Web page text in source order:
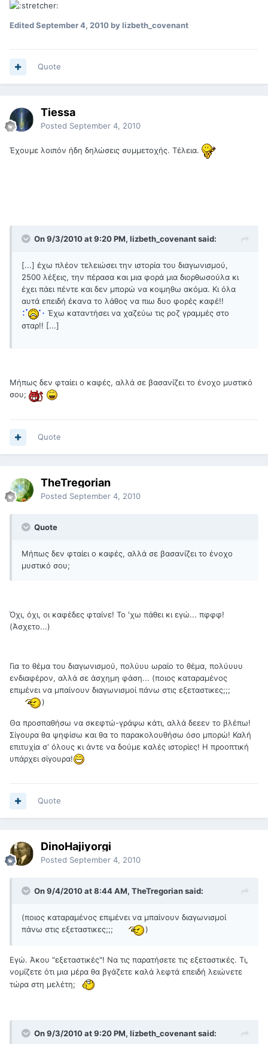
EditedSeptember 4, 2010by lizbeth_covenant
Quote
Tiessa
Posted September 4, 2010
Έχουμε λοιπόν ήδη δηλώσεις συμμετοχής. Τέλεια.
On 9/3/2010 at 9:20 PM, lizbeth_covenant said:
[...] έχω πλέον τελειώσει την ιστορία του διαγωνισμού,
2500 λέξεις, την πέρασα και μια φορά μια διορθωσούλα κι
έχει πάει πέντε και δεν μπορώ να κοιμηθω ακόμα. Κι όλα
αυτά επειδή έκανα το λάθος να πιω δυο φορές καφέ!!
Έχω καταντήσει να χαζεύω τις ροζ γραμμές στο
σταρ!! [...]
Μήπως δεν φταίει ο καφές, αλλά σε βασανίζει το ένοχο μυστικό
σου;
Quote
TheTregorian
Posted September 4, 2010
Quote
Μήπως δεν φταίει ο καφές, αλλά σε βασανίζει το ένοχο
μυστικό σου;
Όχι, όχι, οι καφέδες φταίνε! Το 'χω πάθει κι εγώ... πφφφ!
(Άσχετο...)
Για το θέμα του διαγωνισμού, πολύυυ ωραίο το θέμα, πολύυυυ
ενδιαφέρον, αλλά σε άσχημη φάση... (ποιος καταραμένος
επιμένει να μπαίνουν διαγωνισμοί πάνω στις εξεταστικες;;;
)
Θα προσπαθήσω να σκεφτώ-γράψω κάτι, αλλά δεεεν το βλέπω!
Σίγουρα θα ψηφίσω και θα το παρακολουθήσω όσο μπορώ! Καλή
επιτυχία σ' όλους κι άντε να δούμε καλές ιστορίες! Η προοπτική
υπάρχει σίγουρα!
Quote
DinoHajiyorgi
Posted September 4, 2010
On 9/4/2010 at 8:44 AM, TheTregorian said:
(ποιος καταραμένος επιμένει να μπαίνουν διαγωνισμοί
πάνω στις εξεταστικες;;;
)
Εγώ. Άκου "εξεταστικές"! Να τις παρατήσετε τις εξεταστικές. Τι,
νομίζετε ότι μια μέρα θα βγάζετε καλά λεφτά επειδή λειώνετε
τώρα στη μελέτη;
On 9/3/2010 at 9:20 PM, lizbeth_covenant said: